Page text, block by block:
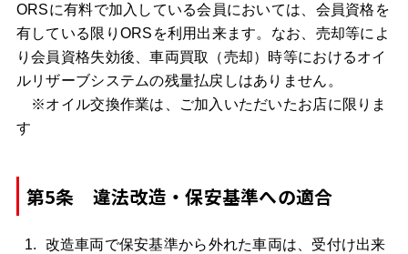
ORSに有料で加入している会員においては、会員資格を
有している限りORSを利用出来ます。なお、売却等によ
り会員資格失効後、車両買取（売却）時等におけるオイ
ルリザーブシステムの残量払戻しはありません。
※オイル交換作業は、ご加入いただいたお店に限りま
す
第5条 違法改造・保安基準への適合
改造車両で保安基準から外れた車両は、受付け出来